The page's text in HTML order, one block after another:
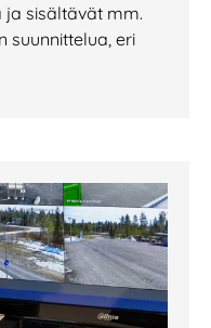
sisältävät mm.
suunnittelua, eri